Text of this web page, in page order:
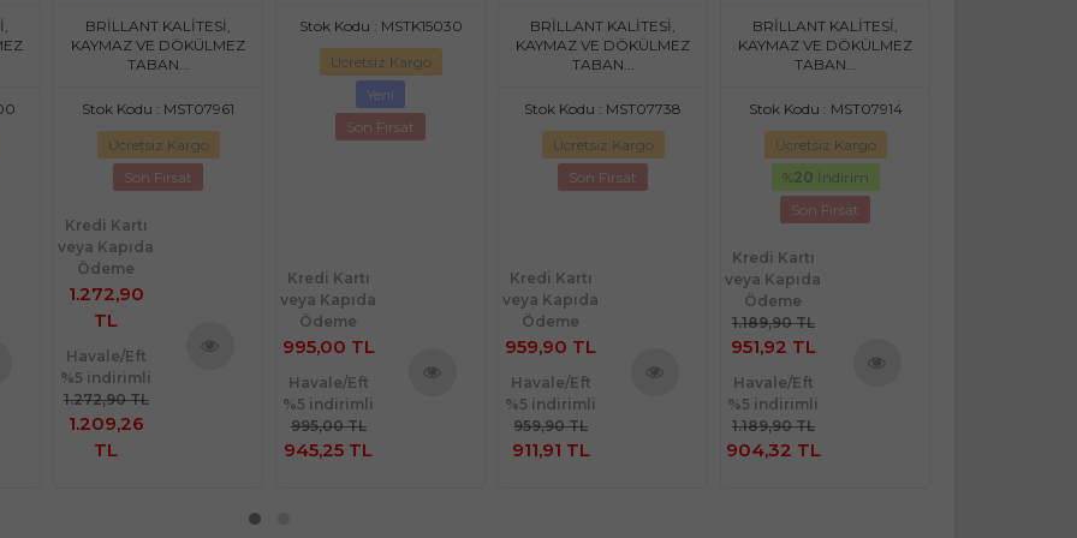
BRİLLANT KALİTESİ,
KAYMAZ VE DÖKÜLMEZ
TABAN...
Stok Kodu : MST07961
Ücretsiz Kargo
Son Fırsat
Kredi Kartı
veya Kapıda
Ödeme
1.272,90
TL
Havale/Eft
%5 indirimli
1.272,90 TL
1.209,26
TL
Stok Kodu : MSTK15030
Ücretsiz Kargo
Yeni
Son Fırsat
Kredi Kartı
veya Kapıda
Ödeme
995,00 TL
Havale/Eft
%5 indirimli
995,00 TL
945,25 TL
BRİLLANT KALİTESİ,
KAYMAZ VE DÖKÜLMEZ
TABAN...
Stok Kodu : MST07738
Ücretsiz Kargo
Son Fırsat
Kredi Kartı
veya Kapıda
Ödeme
959,90 TL
Havale/Eft
%5 indirimli
959,90 TL
911,91 TL
BRİLLANT KALİTESİ,
KAYMAZ VE DÖKÜLMEZ
TABAN...
Stok Kodu : MST07914
Ücretsiz Kargo
%20 İndirim
Son Fırsat
Kredi Kartı
veya Kapıda
Ödeme
1.189,90 TL
951,92 TL
Havale/Eft
%5 indirimli
1.189,90 TL
904,32 TL